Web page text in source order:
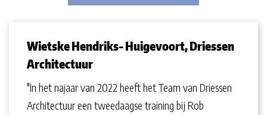
Wietske Hendriks- Huigevoort, Driessen
Architectuur
"In het najaar van 2022 heeft het Team van Driessen
Architectuur een tweedaagse training bij Rob